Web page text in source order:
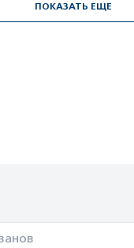
ПОКАЗАТЬ ЕЩЕ